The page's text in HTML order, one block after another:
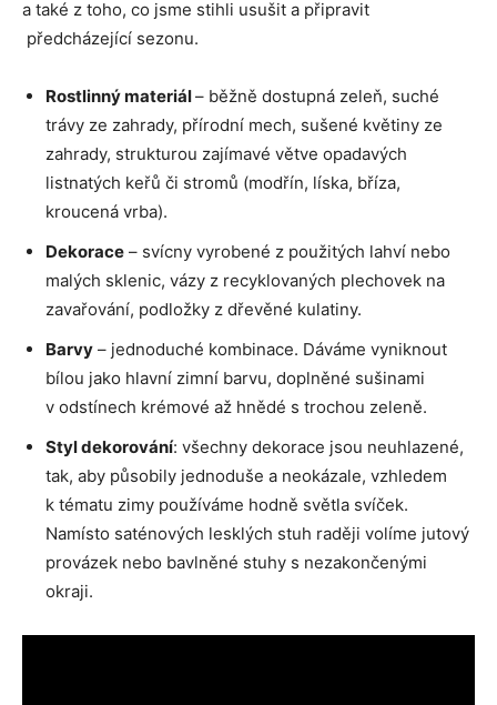
a také z toho, co jsme stihli usušit a připravit
předcházející sezonu.
Rostlinný materiál– běžně dostupná zeleň, suché
trávy ze zahrady, přírodní mech, sušené květiny ze
zahrady, strukturou zajímavé větve opadavých
listnatých keřů či stromů (modřín, líska, bříza,
kroucená vrba).
Dekorace – svícny vyrobené z použitých lahví nebo
malých sklenic, vázy z recyklovaných plechovek na
zavařování, podložky z dřevěné kulatiny.
Barvy – jednoduché kombinace. Dáváme vyniknout
bílou jako hlavní zimní barvu, doplněné sušinami
v odstínech krémové až hnědé s trochou zeleně.
Styl dekorování: všechny dekorace jsou neuhlazené,
tak, aby působily jednoduše a neokázale, vzhledem
k tématu zimy používáme hodně světla svíček.
Namísto saténových lesklých stuh raději volíme jutový
provázek nebo bavlněné stuhy s nezakončenými
okraji.